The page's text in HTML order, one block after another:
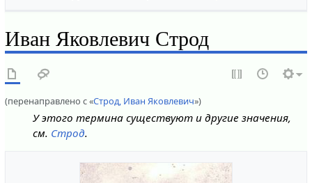
Иван Яковлевич Строд
(перенаправлено с «Строд, Иван Яковлевич»)
У этого термина существуют и другие значения,
см. Строд.